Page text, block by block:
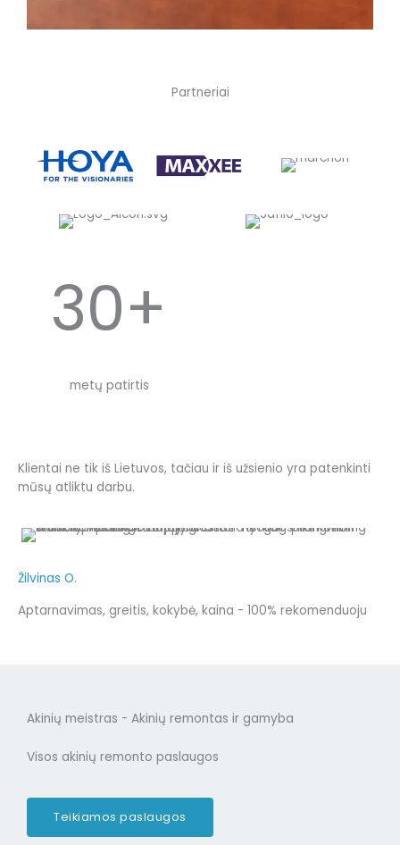
Partneriai
30+
metų patirtis
Klientai ne tik iš Lietuvos, tačiau ir iš užsienio yra patenkinti
mūsų atliktu darbu.
Žilvinas O.
Aptarnavimas, greitis, kokybė, kaina - 100% rekomenduoju
Akinių meistras - Akinių remontas ir gamyba
Visos akinių remonto paslaugos
Teikiamos paslaugos